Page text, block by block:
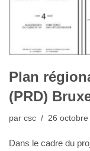
Plan
(PRD)
par csc 26
Dans le cadre du